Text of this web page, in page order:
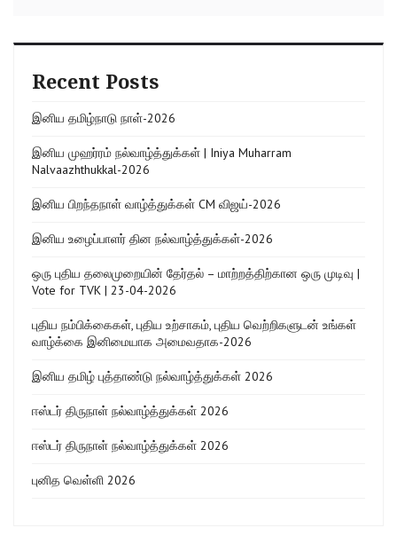
Recent Posts
இனிய தமிழ்நாடு நாள்-2026
இனிய முஹர்ரம் நல்வாழ்த்துக்கள் | Iniya Muharram
Nalvaazhthukkal-2026
இனிய பிறந்தநாள் வாழ்த்துக்கள் CM விஜய்-2026
இனிய உழைப்பாளர் தின நல்வாழ்த்துக்கள்-2026
ஒரு புதிய தலைமுறையின் தேர்தல் – மாற்றத்திற்கான ஒரு முடிவு |
Vote for TVK | 23-04-2026
புதிய நம்பிக்கைகள், புதிய உற்சாகம், புதிய வெற்றிகளுடன் உங்கள்
வாழ்க்கை இனிமையாக அமைவதாக-2026
இனிய தமிழ் புத்தாண்டு நல்வாழ்த்துக்கள் 2026
ஈஸ்டர் திருநாள் நல்வாழ்த்துக்கள் 2026
ஈஸ்டர் திருநாள் நல்வாழ்த்துக்கள் 2026
புனித வெள்ளி 2026